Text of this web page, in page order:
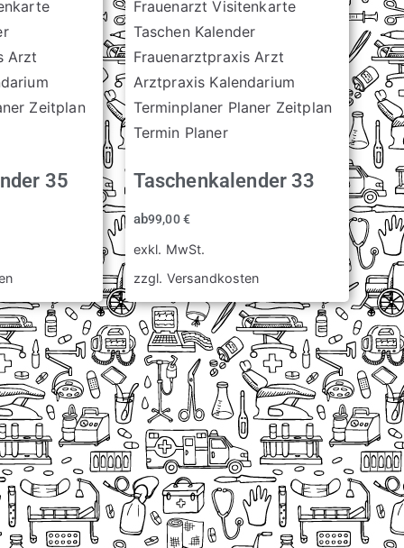
35 Taschenkalender 33
ab99,00€
exkl. MwSt.
zzgl. Versandkosten